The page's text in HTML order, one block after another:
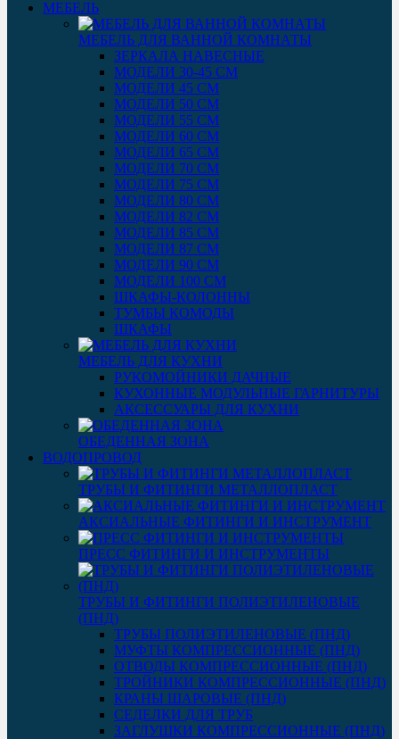
МЕБЕЛЬ
МЕБЕЛЬ ДЛЯ ВАННОЙ КОМНАТЫ
ЗЕРКАЛА НАВЕСНЫЕ
МОДЕЛИ 30-45 СМ
МОДЕЛИ 45 СМ
МОДЕЛИ 50 СМ
МОДЕЛИ 55 СМ
МОДЕЛИ 60 СМ
МОДЕЛИ 65 СМ
МОДЕЛИ 70 СМ
МОДЕЛИ 75 СМ
МОДЕЛИ 80 СМ
МОДЕЛИ 82 СМ
МОДЕЛИ 85 СМ
МОДЕЛИ 87 СМ
МОДЕЛИ 90 СМ
МОДЕЛИ 100 СМ
ШКАФЫ-КОЛОННЫ
ТУМБЫ КОМОДЫ
ШКАФЫ
МЕБЕЛЬ ДЛЯ КУХНИ
РУКОМОЙНИКИ ДАЧНЫЕ
КУХОННЫЕ МОДУЛЬНЫЕ ГАРНИТУРЫ
АКСЕССУАРЫ ДЛЯ КУХНИ
ОБЕДЕННАЯ ЗОНА
ВОДОПРОВОД
ТРУБЫ И ФИТИНГИ МЕТАЛЛОПЛАСТ
АКСИАЛЬНЫЕ ФИТИНГИ И ИНСТРУМЕНТ
ПРЕСС ФИТИНГИ И ИНСТРУМЕНТЫ
ТРУБЫ И ФИТИНГИ ПОЛИЭТИЛЕНОВЫЕ
(ПНД)
ТРУБЫ ПОЛИЭТИЛЕНОВЫЕ (ПНД)
МУФТЫ КОМПРЕССИОННЫЕ (ПНД)
ОТВОДЫ КОМПРЕССИОННЫЕ (ПНД)
ТРОЙНИКИ КОМПРЕССИОННЫЕ (ПНД)
КРАНЫ ШАРОВЫЕ (ПНД)
СЕДЕЛКИ ДЛЯ ТРУБ
ЗАГЛУШКИ КОМПРЕССИОННЫЕ (ПНД)